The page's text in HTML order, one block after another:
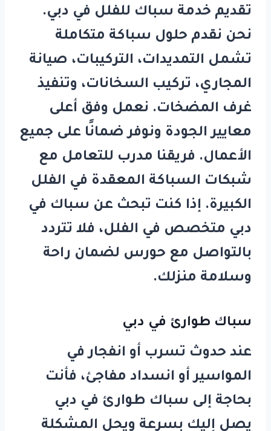
تقديم خدمة سباك للفلل في دبي.
نحن نقدم حلول سباكة متكاملة
تشمل التمديدات، التركيبات، صيانة
المجاري، تركيب السخانات، وتنفيذ
غرف المضخات. نعمل وفق أعلى
معايير الجودة ونوفر ضمانًا على جميع
الأعمال. فريقنا مدرب للتعامل مع
شبكات السباكة المعقدة في الفلل
الكبيرة. إذا كنت تبحث عن سباك في
دبي متخصص في الفلل، فلا تتردد
بالتواصل مع حورس لضمان راحة
وسلامة منزلك.
سباك طوارئ في دبي
عند حدوث تسرب أو انفجار في
المواسير أو انسداد مفاجئ، فأنت
بحاجة إلى سباك طوارئ في دبي
يصل إليك بسرعة ويحل المشكلة